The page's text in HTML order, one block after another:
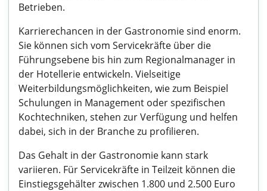
Betrieben.
Karrierechancen in der Gastronomie sind enorm.
Sie können sich vom Servicekräfte über die
Führungsebene bis hin zum Regionalmanager in
der Hotellerie entwickeln. Vielseitige
Weiterbildungsmöglichkeiten, wie zum Beispiel
Schulungen in Management oder spezifischen
Kochtechniken, stehen zur Verfügung und helfen
dabei, sich in der Branche zu profilieren.
Das Gehalt in der Gastronomie kann stark
variieren. Für Servicekräfte in Teilzeit können die
Einstiegsgehälter zwischen 1.800 und 2.500 Euro